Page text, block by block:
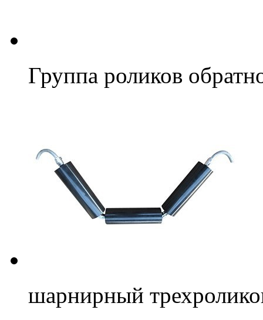
Группа роликов
шарнирный